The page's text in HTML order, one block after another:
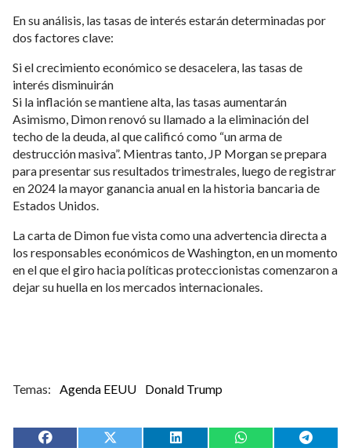
En su análisis, las tasas de interés estarán determinadas por
dos factores clave:
Si el crecimiento económico se desacelera, las tasas de
para presentar sus resultados trimestrales, luego de registrar